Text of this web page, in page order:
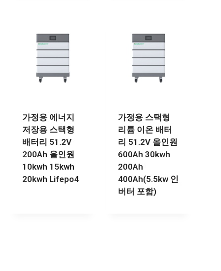
가정용 에너지
저장용 스택형
배터리 51.2V
200Ah 올인원
10kwh 15kwh
20kwh Lifepo4
가정용 스택형
리튬 이온 배터
리 51.2V 올인원
600Ah 30kwh
200Ah
400Ah(5.5kw 인
버터 포함)